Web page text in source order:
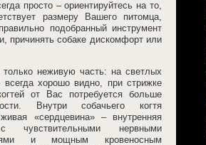
просто – ориентируйтесь на то,
размеру Вашего питомца,
подобранный инструмент
причинять собаке дискомфорт или
только неживую часть: на светлых
всегда хорошо видно, при стрижке
от Вас потребуется больше
Внутри собачьего когтя
«сердцевина» – внутренняя
чувствительными нервными
и мощным кровеносным